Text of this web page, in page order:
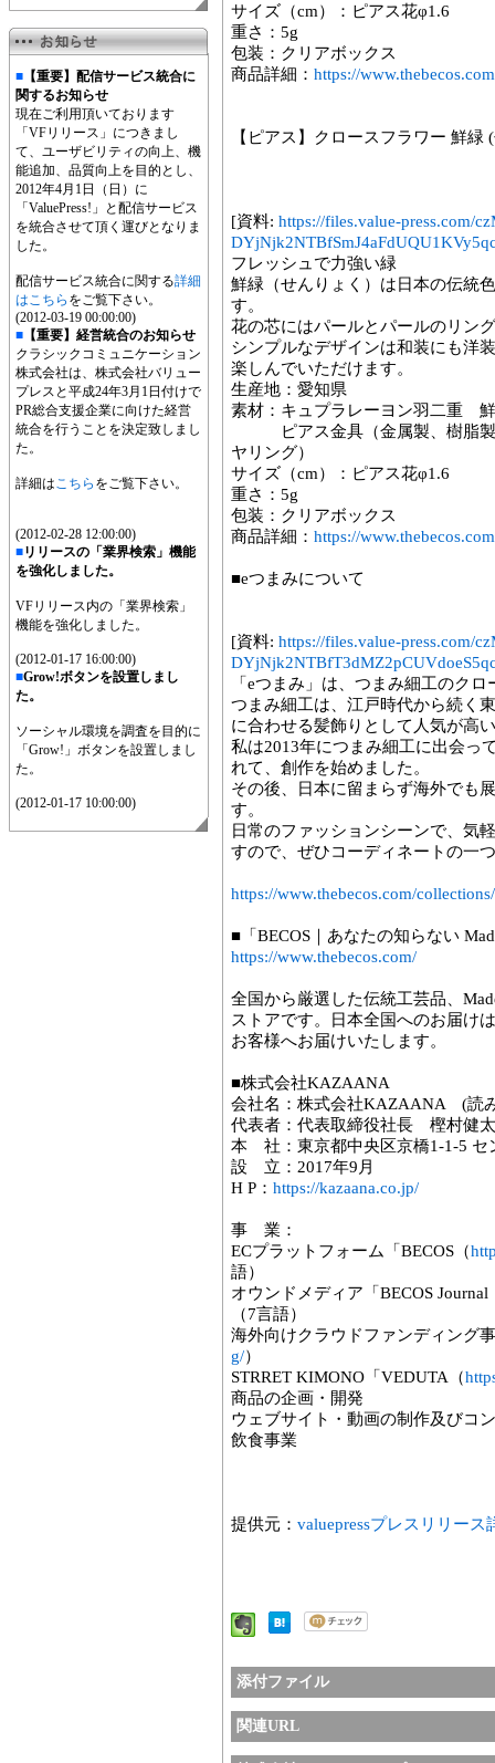
■ 【重要】配信サービス統合に
関するお知らせ
現在ご利用頂いております
「VFリリース」につきまし
て、ユーザビリティの向上、機
能追加、品質向上を目的とし、
2012年4月1日（日）に
「ValuePress!」と配信サービス
を統合させて頂く運びとなりま
した。
配信サービス統合に関する詳細
はこちら をご覧下さい。
(2012-03-19 00:00:00)
■ 【重要】経営統合のお知らせ
クラシックコミュニケーション
株式会社は、株式会社バリュー
プレスと平成24年3月1日付けで
PR総合支援企業に向けた経営
統合を行うことを決定致しまし
た。
詳細はこちら をご覧下さい。
(2012-02-28 12:00:00)
■リリースの「業界検索」機能
を強化しました。
VFリリース内の「業界検索」
機能を強化しました。
(2012-01-17 16:00:00)
■Grow!ボタンを設置しまし
た。
ソーシャル環境を調査を目的に
「Grow!」ボタンを設置しまし
た。
(2012-01-17 10:00:00)
サイズ（cm）：ピアス花φ1.6
重さ：5g
包装：クリアボックス
商品詳細： https://
【ピアス】クロースフラワー 鮮緑
[資料: https://files.value-press.com/
フレッシュで力強い緑
鮮緑（せんりょく）は日本の伝統
す。
花の芯にはパールとパールのリン
シンプルなデザインは和装にも洋
楽しんでいただけます。
生産地：愛知県
素材：キュプラレーヨン羽二重
ピアス金具（金属製、樹脂製
ヤリング）
サイズ（cm）：ピアス花φ1.6
重さ：5g
包装：クリアボックス
商品詳細： https://
■eつまみについて
[資料: https://files.value-press.com/
「eつまみ」は、つまみ細工のク
つまみ細工は、江戸時代から続く
に合わせる髪飾りとして人気が高
私は2013年につまみ細工に出会っ
れて、創作を始めました。
その後、日本に留まらず海外でも
す。
日常のファッションシーンで、気
すので、ぜひコーディネートの一
https://www.thebecos.com/
■「BECOS｜あなたの知らない
https://www.thebecos.com/
全国から厳選した伝統工芸品、
ストアです。日本全国へのお届け
お客様へお届けいたします。
■株式会社KAZAANA
会社名：株式会社KAZAANA (読
代表者：代表取締役社長 樫村健
本 社：東京都中央区京橋1-1-5 セ
設 立：2017年9月
H P： https://kazaana.co.jp/
事 業：
ECプラットフォーム「BECOS（
語）
オウンドメディア「BECOS Journal
（7言語）
海外向けクラウドファンディング
g/）
STRRET KIMONO「VEDUTA（
商品の企画・開発
ウェブサイト・動画の制作及びコ
飲食事業
提供元： valuepressプレスリリース
添付ファイル
関連URL